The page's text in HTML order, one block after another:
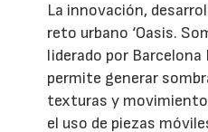
La innovación,
reto urbano ‘Oasis.
liderado por
permite generar
texturas y
el uso de piezas